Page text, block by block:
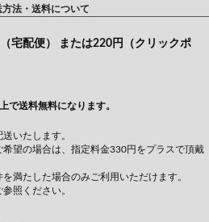
方法・送料について
宅配便） または220円（クリックポ
で送料無料になります。
いたします。
望の場合は、指定料金330円をプラスで頂戴
満たした場合のみご利用いただけます。
参照ください。